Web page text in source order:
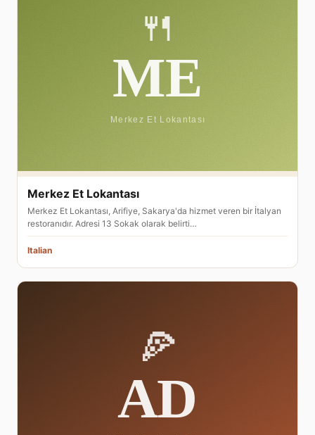
Merkez Et Lokantası
Merkez Et Lokantası, Arifiye, Sakarya'da hizmet veren bir İtalyan
restoranıdır. Adresi 13 Sokak olarak belirti…
Italian